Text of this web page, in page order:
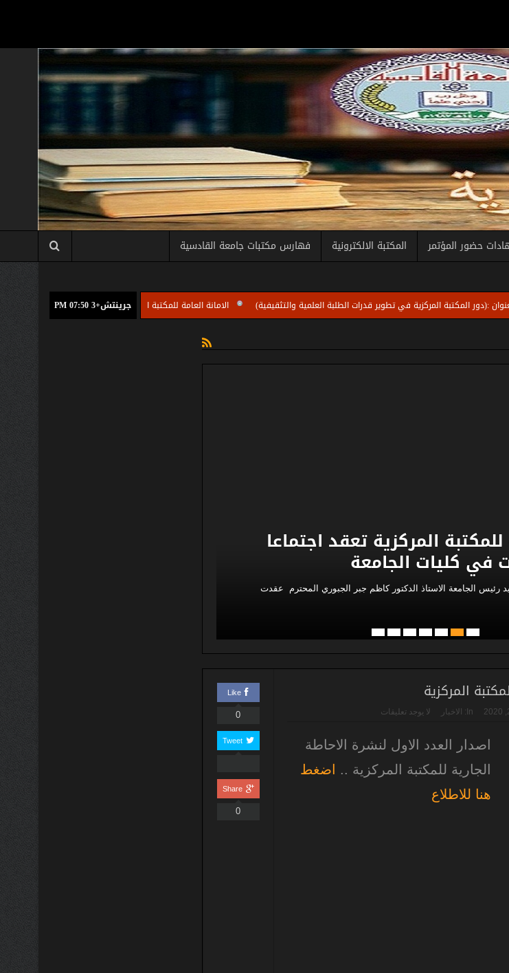
حضور المؤتمر المكتبة الالكترونية
فهارس مكتبات جامعة القادسية
المركزية في تطوير قدرات الطلبة العلمية والتثقيفية)
الامانة العامة للمكتبة المركزية بجامعة القادسية تقيم دورة تدريبية لأمناء
جرينتش+3 07:50 PM
للمكتبة المركزية تعقد اجتماعا
في كليات الجامعة
رئيس الجامعة الاستاذ الدكتور كاظم جبر الجبوري المحترم عقدت
المركزية
In: الاخبار لا يوجد تعليقات
اصدار العدد الاول لنشرة الاحاطة
الجارية للمكتبة المركزية ..
اضغط
هنا للاطلاع
Like
0
Tweet
Share
0